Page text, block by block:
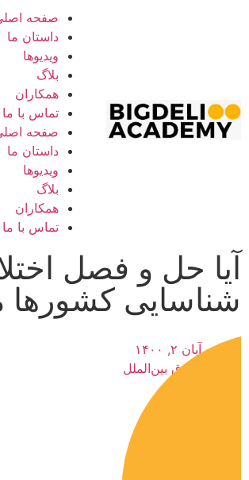
صفحه
داستان ما
ویدیوها
بلاگ
همکاران
تماس با ما
صفحه
داستان ما
ویدیوها
بلاگ
همکاران
تماس با ما
آیا حل و فصل
شناسایی
آبان ۲, ۱۴۰۰
حقوق بین‌الملل